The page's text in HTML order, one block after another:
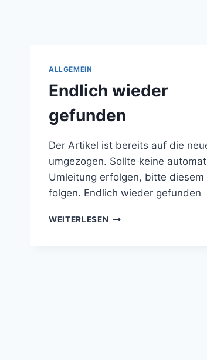
ALLGEMEIN
Endlich wieder
gefunden
Der Artikel ist bereits auf die
umgezogen. Sollte keine
Umleitung erfolgen, bitte diesem
folgen. Endlich wieder gefunden
WEITERLESEN ENDLICH